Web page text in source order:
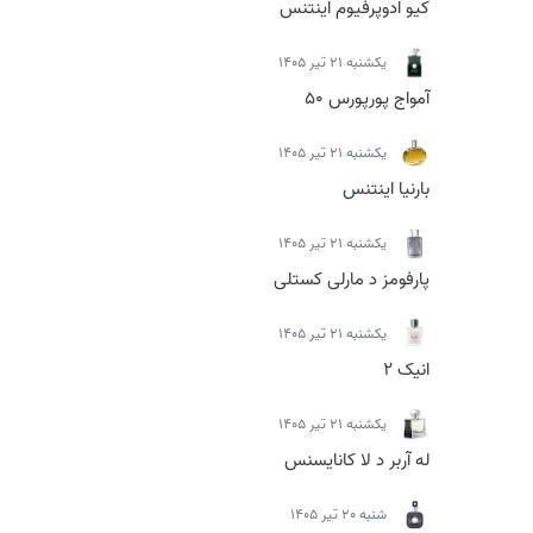
کیو ادوپرفیوم اینتنس
يكشنبه 21 تیر 1405
آمواج پورپورس 50
يكشنبه 21 تیر 1405
بارنیا اینتنس
يكشنبه 21 تیر 1405
پارفومز د مارلی کستلی
يكشنبه 21 تیر 1405
انیک 2
يكشنبه 21 تیر 1405
له آربر د لا کانایسنس
شنبه 20 تیر 1405